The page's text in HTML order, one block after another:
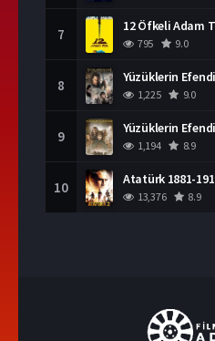
7 12 Öfkeli Adam
795 9.0
8 Yüzüklerin
1,225 9.0
9
1,194 8.9
10 Atatürk 1881-
13,376 8.9